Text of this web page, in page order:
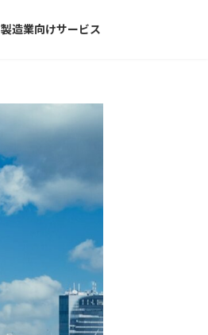
製造業向けサービス